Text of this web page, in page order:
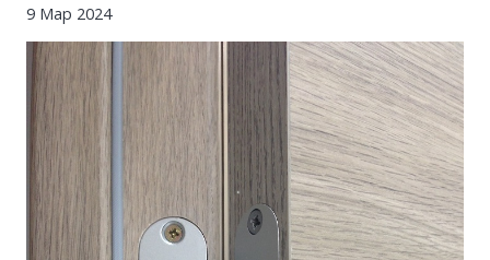
Politics
Sport
Style
9 Мар 2024